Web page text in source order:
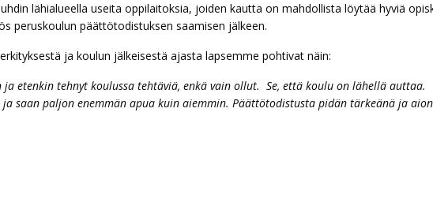
lähialueella useita oppilaitoksia, joiden kautta on mahdollista löytää hyviä
peruskoulun päättötodistuksen saamisen jälkeen.
ja koulun jälkeisestä ajasta lapsemme pohtivat näin:
ja etenkin tehnyt koulussa tehtäviä, enkä vain ollut. Se, että koulu on lähellä auttaa.
saan paljon enemmän apua kuin aiemmin. Päättötodistusta pidän tärkeänä ja aion